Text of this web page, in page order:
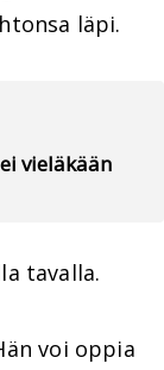
läpi.
vieläkään
tavalla.
voi oppia